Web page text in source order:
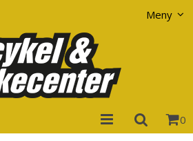
Meny
0